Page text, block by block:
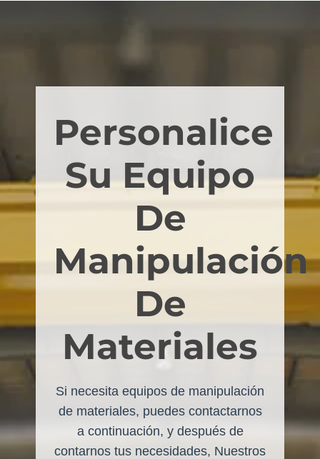
Personalice
Su Equipo
De
Manipulación
De
Materiales
Si necesita equipos de manipulación
de materiales, puedes contactarnos
a continuación, y después de
contarnos tus necesidades, Nuestros